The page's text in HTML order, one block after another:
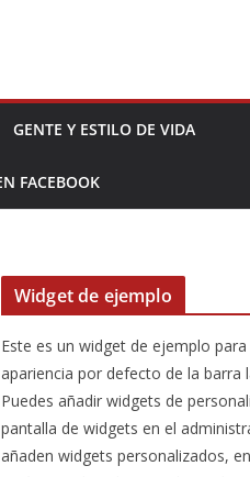
GENTE Y ESTILO DE VIDA
FACEBOOK
Widget de ejemplo
Este es un widget de ejemplo
apariencia por defecto de la barra
Puedes añadir widgets de
pantalla de widgets en el
añaden widgets personalizados,